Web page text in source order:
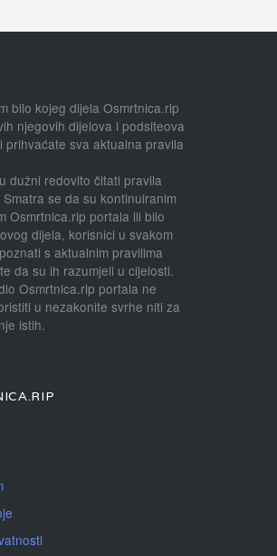
bilo kojeg dijela Osmrtnica.rip
njegovih dijelova i podsiteova
prihvaćate sva aktualna pravila
dužni redovito čitati pravila
se da su kontinuiranim
Osmrtnica.rip portala ili bilo
dijela, korisnici u svakom
s aktualnim pravilima
da su ih razumjeli u cijelosti.
Osmrtnica.rip portala ne
u nezakonite svrhe niti za
istih.